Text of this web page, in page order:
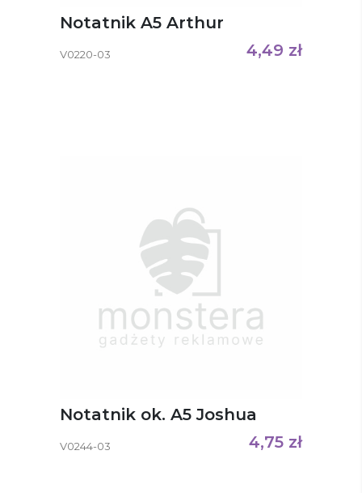
Notatnik A5 Arthur
V0220-03 4,49 zł
Notatnik ok. A5 Joshua
V0244-03 4,75 zł